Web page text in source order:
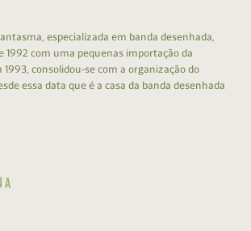
especializada em banda desenhada,
1992 com uma pequenas importação da
1993, consolidou-se com a organização do
essa data que é a casa da banda desenhada